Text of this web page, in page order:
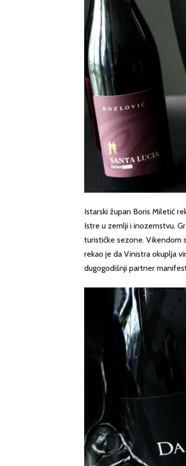
Istarski župan Boris Miletić
Istre u zemlji i inozemstvu.
turističke sezone. Vikendom
rekao je da Vinistra okuplja
dugogodišnji partner